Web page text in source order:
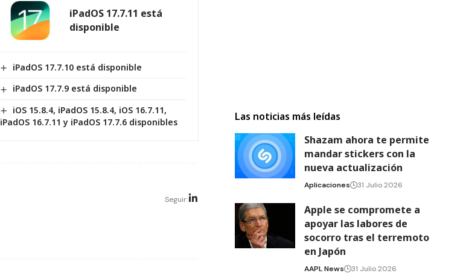
iPadOS 17.7.11 está
disponible
iPadOS 17.7.10 está disponible
iPadOS 17.7.9 está disponible
iOS 15.8.4, iPadOS 15.8.4, iOS 16.7.11,
iPadOS 16.7.11 y iPadOS 17.7.6 disponibles
Seguir:
Las noticias más leídas
Shazam ahora te permite
mandar stickers con la
nueva actualización
Aplicaciones 31 Julio 2026
Apple se compromete a
apoyar las labores de
socorro tras el terremoto
en Japón
AAPL News 31 Julio 2026